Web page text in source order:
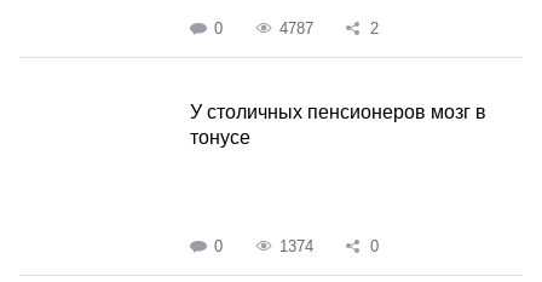
0 4787 2
У столичных пенсионеров мозг в
тонусе
0 1374 0